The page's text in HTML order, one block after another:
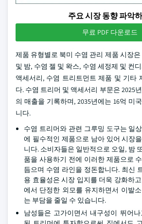
주요 시장 동향 파악
무료 PDF 다운로드
제품 유형별로 북미 수염 관리 제품 시장은
및 밤, 수염 젤 및 왁스, 수염 세정제 및 컨
액세서리, 수염 트리트먼트 제품 및 기타
다. 수염 트리머 및 액세서리 부문은 2025
의 매출을 기록하며, 2035년에는 16억 미
니다.
수염 트리머와 관련 그루밍 도구는 일
에 필수적인 제품으로 남아 있어 시장
니다. 소비자들은 일반적으로 오일, 밤
품을 사용하기 전에 이러한 제품으로
듬으며 수염 라인을 정돈합니다. 최신
용 효율성은 시장 입지를 더욱 강화하
에서 단정한 외모를 유지하면서 이발
는 부담을 줄일 수 있습니다.
남성들은 고가이면서 내구성이 뛰어